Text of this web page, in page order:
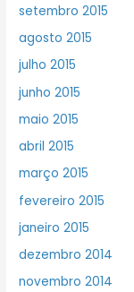
setembro 2015
agosto 2015
julho 2015
junho 2015
maio 2015
abril 2015
março 2015
fevereiro 2015
janeiro 2015
dezembro 2014
novembro 2014